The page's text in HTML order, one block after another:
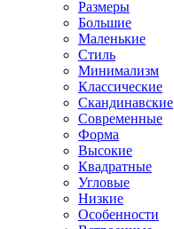
Размеры
Большие
Маленькие
Стиль
Минимализм
Классические
Скандинавские
Современные
Форма
Высокие
Квадратные
Угловые
Низкие
Особенности